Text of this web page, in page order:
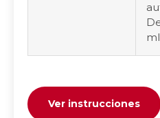
ml
Ver instrucciones